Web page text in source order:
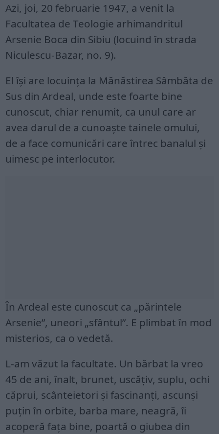
Azi, joi, 20 februarie 1947, a venit la
Facultatea de Teologie arhimandritul
Arsenie Boca din Sibiu (locuind în strada
Niculescu-Bazar, no. 9).
El îşi are locuinţa la Mănăstirea Sâmbăta de
Sus din Ardeal, unde este foarte bine
cunoscut, chiar renumit, ca unul care ar
avea darul de a cunoaşte tainele omului,
de a face comunicări care întrec banalul şi
uimesc pe interlocutor.
În Ardeal este cunoscut ca „părintele
Arsenie”, uneori „sfântul”. E plimbat în mod
misterios, ca o vedetă.
L-am văzut la facultate. Un bărbat la vreo
45 de ani, înalt, brunet, uscăţiv, suplu, ochi
căprui, scânteietori şi fascinanţi, ascunşi
puţin în orbite, barba mare, neagră, îi
acoperă faţa bine, poartă o giubea din